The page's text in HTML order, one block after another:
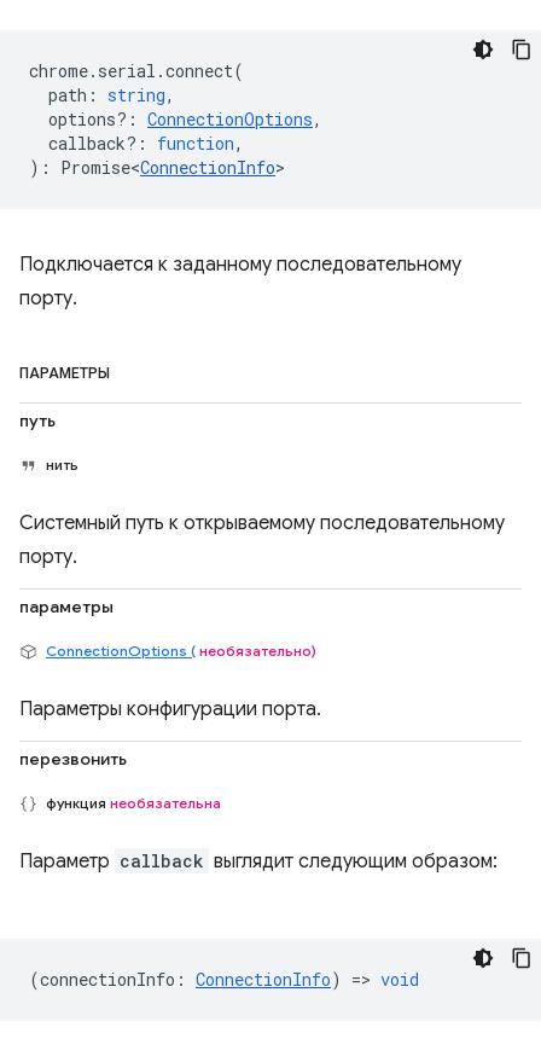
chrome. serial .connect(
path : string,
options? : ConnectionOptions,
callback? : function,
) : Promise<ConnectionInfo>
Подключается к заданному последовательному
порту.
ПАРАМЕТРЫ
путь
нить
Системный путь к открываемому последовательному
порту.
параметры
ConnectionOptions ( необязательно)
Параметры конфигурации порта.
перезвонить
функция необязательна
Параметр callback выглядит следующим образом:
(connectionInfo : ConnectionInfo) => void